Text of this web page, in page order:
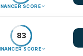
SCORE
83
SCORE